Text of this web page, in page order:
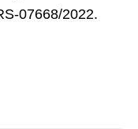
07668/2022.